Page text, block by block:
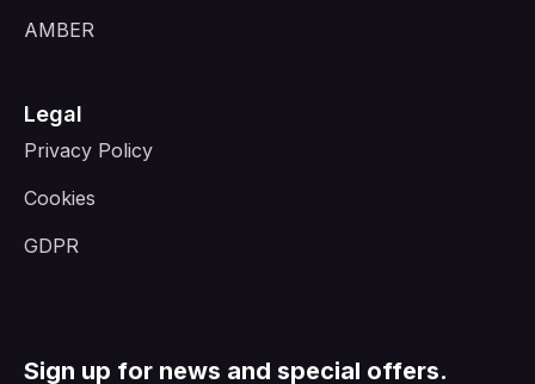
AMBER
Legal
Privacy Policy
Cookies
GDPR
Sign up for news and special offers.